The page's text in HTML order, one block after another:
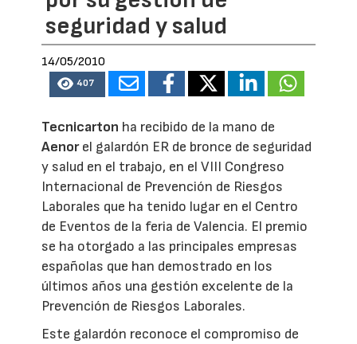
seguridad y salud
14/05/2010
407
Tecnicarton ha recibido de la mano de
Aenorel galardón ER de bronce de seguridad
y salud en el trabajo, en el VIII Congreso
Internacional de Prevención de Riesgos
Laborales que ha tenido lugar en el Centro
de Eventos de la feria de Valencia. El premio
se ha otorgado a las principales empresas
españolas que han demostrado en los
últimos años una gestión excelente de la
Prevención de Riesgos Laborales.
Este galardón reconoce el compromiso de